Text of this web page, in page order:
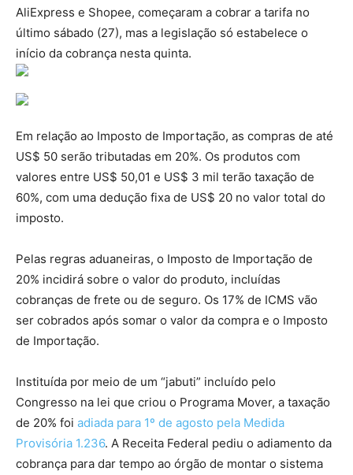
AliExpress e Shopee, começaram a cobrar a tarifa no
último sábado (27), mas a legislação só estabelece o
início da cobrança nesta quinta.
Em relação ao Imposto de Importação, as compras de até
US$ 50 serão tributadas em 20%. Os produtos com
valores entre US$ 50,01 e US$ 3 mil terão taxação de
60%, com uma dedução fixa de US$ 20 no valor total do
imposto.
Pelas regras aduaneiras, o Imposto de Importação de
20% incidirá sobre o valor do produto, incluídas
cobranças de frete ou de seguro. Os 17% de ICMS vão
ser cobrados após somar o valor da compra e o Imposto
de Importação.
Instituída por meio de um “jabuti” incluído pelo
Congresso na lei que criou o Programa Mover, a taxação
de 20% foi adiada para 1º de agosto pela Medida
Provisória 1.236. A Receita Federal pediu o adiamento da
cobrança para dar tempo ao órgão de montar o sistema